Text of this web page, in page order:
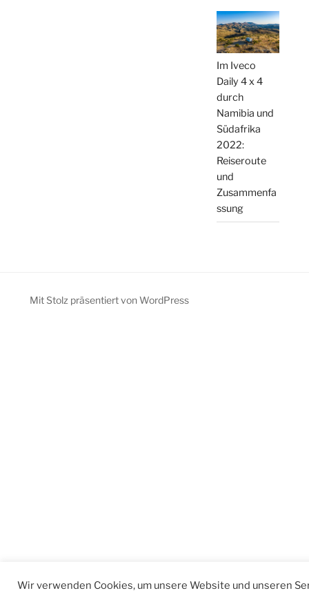
Im Iveco
Daily 4 x 4
durch
Namibia und
Südafrika
2022:
Reiseroute
und
Zusammenfa
ssung
Mit Stolz präsentiert von WordPress
Wir verwenden Cookies, um unsere Website und unseren